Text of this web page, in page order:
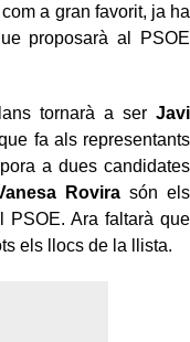
a gran favorit, ja ha
proposarà al PSOE
tornarà a ser Javi
fa als representants
a dues candidates
Rovira són els
PSOE. Ara faltarà que
els llocs de la llista.